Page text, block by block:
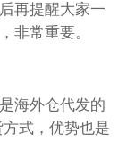
再提醒大家一
非常重要。
海外仓代发的
式，优势也是